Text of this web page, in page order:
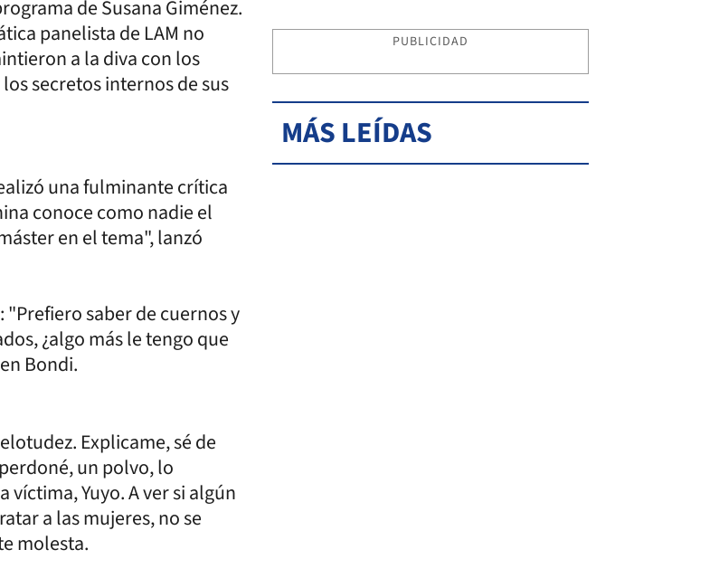
de Susana Giménez.
panelista de LAM no
a la diva con los
secretos internos de sus
una fulminante crítica
conoce como nadie el
en el tema", lanzó
"Prefiero saber de cuernos y
¿algo más le tengo que
Bondi.
Explicame, sé de
un polvo, lo
Yuyo. A ver si algún
a las mujeres, no se
molesta.
PUBLICIDAD
MÁS LEÍDAS